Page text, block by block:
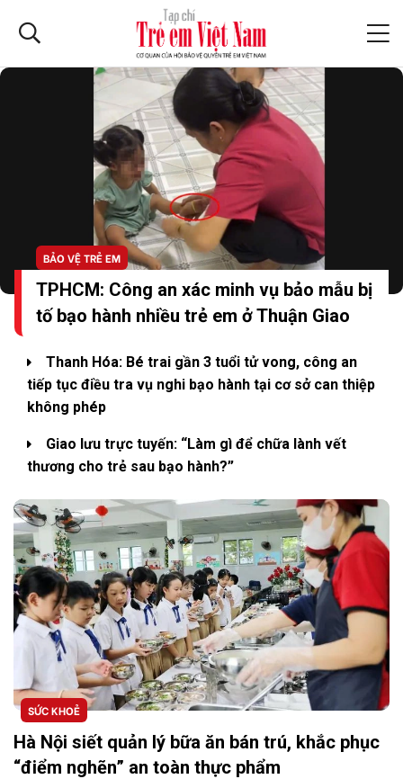
BẢO VỆ TRẺ EM
TPHCM: Công an xác minh vụ bảo mẫu bị
tố bạo hành nhiều trẻ em ở Thuận Giao
Thanh Hóa: Bé trai gần 3 tuổi tử vong, công an
tiếp tục điều tra vụ nghi bạo hành tại cơ sở can thiệp
không phép
Giao lưu trực tuyến: “Làm gì để chữa lành vết
thương cho trẻ sau bạo hành?”
SỨC KHOẺ
Hà Nội siết quản lý bữa ăn bán trú, khắc phục
“điểm nghẽn” an toàn thực phẩm